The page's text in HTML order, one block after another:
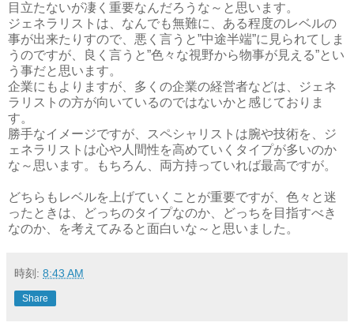
目立たないが凄く重要なんだろうな～と思います。
ジェネラリストは、なんでも無難に、ある程度のレベルの
事が出来たりすので、悪く言うと”中途半端”に見られてしま
うのですが、良く言うと”色々な視野から物事が見える”とい
う事だと思います。
企業にもよりますが、多くの企業の経営者などは、ジェネ
ラリストの方が向いているのではないかと感じておりま
す。
勝手なイメージですが、スペシャリストは腕や技術を、ジ
ェネラリストは心や人間性を高めていくタイプが多いのか
な～思います。もちろん、両方持っていれば最高ですが。
どちらもレベルを上げていくことが重要ですが、色々と迷
ったときは、どっちのタイプなのか、どっちを目指すべき
なのか、を考えてみると面白いな～と思いました。
時刻: 8:43 AM
Share